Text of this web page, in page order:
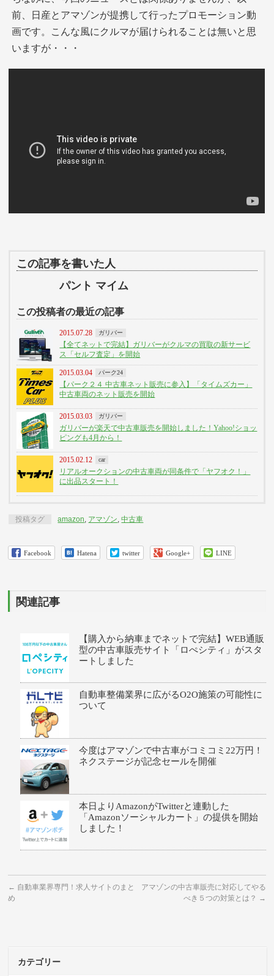
前、日産とアマゾンが提携して行ったプロモーション動
画です。こんな風にクルマが届けられることは無いと思
いますが・・・
この記事を書いた人
パント マイム
この投稿者の最近の記事
2015.07.28 ガリバー
【全てネットで完結】ガリバーがクルマの買取の新サービ
ス「セルフ査定」を開始
2015.03.04 パーク24
【パーク２４ 中古車ネット販売に参入】「タイムズカー」
中古車両のネット販売を開始
2015.03.03 ガリバー
ガリバーが楽天で中古車販売を開始しました！Yahoo!ショッ
ピングも4月から！
2015.02.12 car
リアルオークションの中古車両が同条件で「ヤフオク！」
に出品スタート！
投稿タグ amazon アマゾン ,中古車
Facebook Hatena twitter Google+ LINE
関連記事
【購入から納車までネットで完結】WEB通販
型の中古車販売サイト「ロぺシティ」がスタ
ートしました
自動車整備業界に広がるO2O施策の可能性に
ついて
今度はアマゾンで中古車がコミコミ22万円！
ネクステージが記念セールを開催
本日よりAmazonがTwitterと連動した
「Amazonソーシャルカート」の提供を開始
しました！
← 自動車業界専門！求人サイトのまと
め
アマゾンの中古車販売に対応してやる
べき５つの対策とは？ →
カテゴリー